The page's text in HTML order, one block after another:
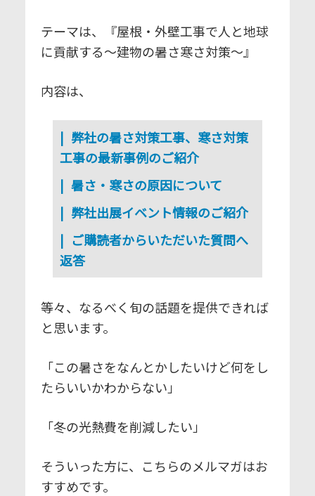
テーマは、『屋根・外壁工事で人と地球
に貢献する～建物の暑さ寒さ対策～』
内容は、
弊社の暑さ対策工事、寒さ対策
工事の最新事例のご紹介
暑さ・寒さの原因について
弊社出展イベント情報のご紹介
ご購読者からいただいた質問へ
返答
等々、なるべく旬の話題を提供できれば
と思います。
「この暑さをなんとかしたいけど何をし
たらいいかわからない」
「冬の光熱費を削減したい」
そういった方に、こちらのメルマガはお
すすめです。